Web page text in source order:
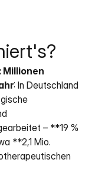
Millionen
: In Deutschland
– **19 %
**2,1 Mio.